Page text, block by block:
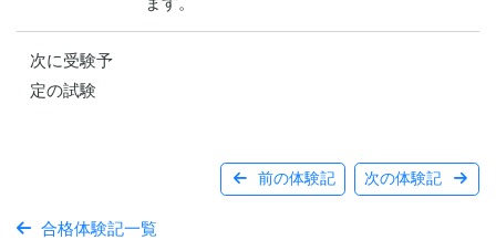
次に受験予
定の試験
前の体験記 次の体験記
合格体験記一覧